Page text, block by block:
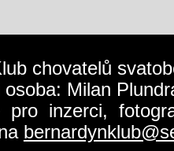
chovatelů
Milan
pro inzerci,